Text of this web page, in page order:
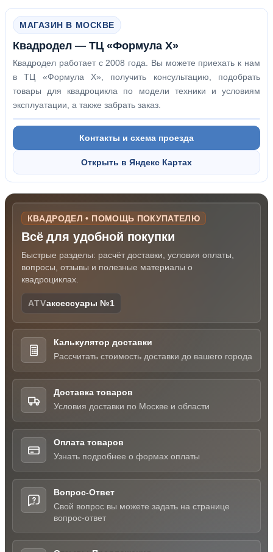
МАГАЗИН В МОСКВЕ
Квадродел — ТЦ «Формула Х»
Квадродел работает с 2008 года. Вы можете приехать к нам
в ТЦ «Формула Х», получить консультацию, подобрать
товары для квадроцикла по модели техники и условиям
эксплуатации, а также забрать заказ.
Контакты и схема проезда
Открыть в Яндекс Картах
КВАДРОДЕЛ • ПОМОЩЬ ПОКУПАТЕЛЮ
Всё для удобной покупки
Быстрые разделы: расчёт доставки, условия оплаты,
вопросы, отзывы и полезные материалы о
квадроциклах.
ATVаксессуары №1
Калькулятор доставки
Рассчитать стоимость доставки до вашего города
Доставка товаров
Условия доставки по Москве и области
Оплата товаров
Узнать подробнее о формах оплаты
Вопрос-Ответ
Свой вопрос вы можете задать на странице
вопрос-ответ